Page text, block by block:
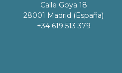
Calle Goya 18
28001 Madrid (España)
+34 619 513 379